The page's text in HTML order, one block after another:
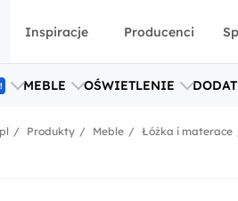
MEBLE OŚWIETLENIE
Inspiracje Producenci
Łóżka i materace
Meble
Produkty